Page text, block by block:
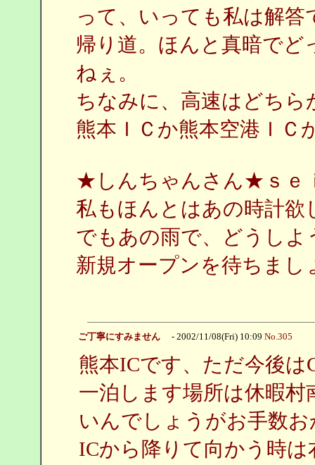
って、いっても私は解
帰り道。ほんと真暗で
ねぇ。
ちなみに、高速はどち
熊本ＩＣか熊本空港ＩＣ
★しんちゃんさん★ｓｅ
私もほんとはあの時計欲
でもあの雨で、どうしよ
新規オープンを待ちまし
ご丁寧にすみません - 2002/11/08(Fri) 10:09 No.305
熊本ICです、ただ今後は
一泊します場所は休暇
いんでしょうがお手数
ICから降りて向かう時